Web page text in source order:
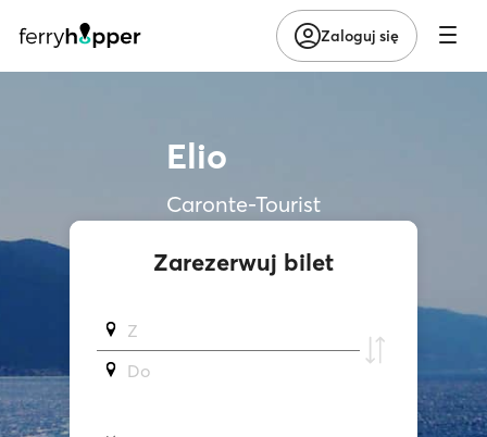
Zaloguj się
Elio
Caronte-Tourist
Zarezerwuj bilet
Z
Do